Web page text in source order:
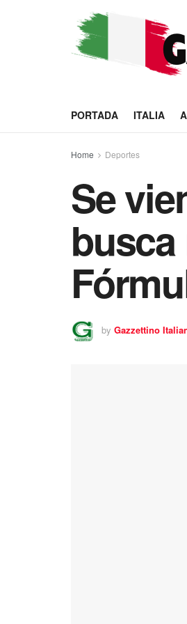
PORTADA ITALIA
Home Deportes
Se
by Gazzettino